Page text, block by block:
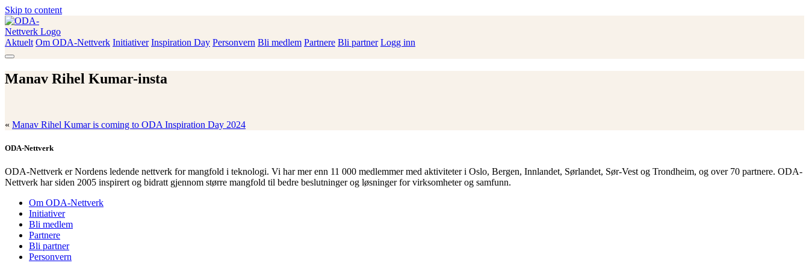
Skip to content
Aktuelt Om ODA-Nettverk Initiativer Inspiration Day Personvern Bli medlem Partnere Bli partner Logg inn
Manav Rihel Kumar-insta
« Manav Rihel Kumar is coming to ODA Inspiration Day 2024
ODA-Nettverk
ODA-Nettverk er Nordens ledende nettverk for mangfold i teknologi. Vi har mer enn 11 000 medlemmer med aktiviteter i Oslo, Bergen, Innlandet, Sørlandet, Sør-Vest og Trondheim, og over 70 partnere. ODA-
Nettverk har siden 2005 inspirert og bidratt gjennom større mangfold til bedre beslutninger og løsninger for virksomheter og samfunn.
Om ODA-Nettverk
Initiativer
Bli medlem
Partnere
Bli partner
Personvern